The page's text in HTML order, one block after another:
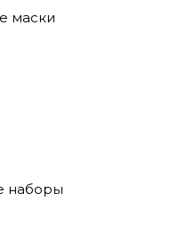
маски
наборы